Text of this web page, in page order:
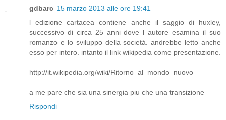
gdbarc 15 marzo 2013 alle ore 19:41
l edizione cartacea contiene anche il saggio di huxley,
successivo di circa 25 anni dove l autore esamina il suo
romanzo e lo sviluppo della società. andrebbe letto anche
esso per intero. intanto il link wikipedia come presentazione.
http://it.wikipedia.org/wiki/Ritorno_al_mondo_nuovo
a me pare che sia una sinergia piu che una transizione
Rispondi